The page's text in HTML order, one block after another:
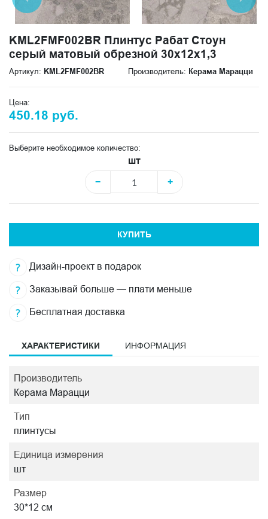
KML2FMF002BR Плинтус Рабат Стоун
серый матовый обрезной 30x12x1,3
Артикул: KML2FMF002BR Производитель: Керама Марацци
Цена:
450.18 руб.
Выберите необходимое количество:
шт
−
+
КУПИТЬ
Дизайн-проект в подарок
Заказывай больше — плати меньше
Бесплатная доставка
ХАРАКТЕРИСТИКИ ИНФОРМАЦИЯ
Производитель
Керама Марацци
Тип
плинтусы
Единица измерения
шт
Размер
30*12 см